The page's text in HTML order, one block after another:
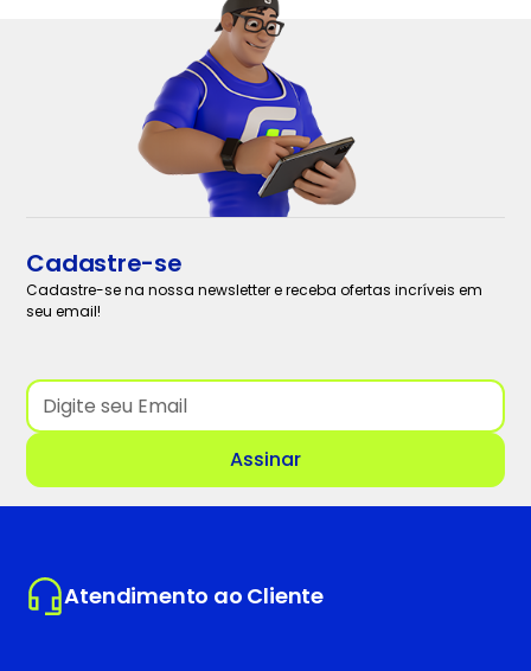
Cadastre-se
Cadastre-se na nossa newsletter e receba ofertas incríveis em
seu email!
Atendimento ao Cliente